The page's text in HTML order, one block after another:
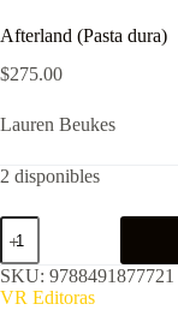
Afterland (Pasta dura)
$275.00
Lauren Beukes
2 disponibles
Afterland
(Pasta
dura)
cantidad
SKU: 9788491877721
VR Editoras